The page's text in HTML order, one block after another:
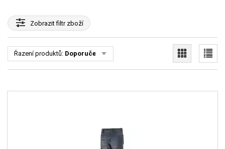
Zobrazitfiltr zboží
Řazení produktů: Doporučené